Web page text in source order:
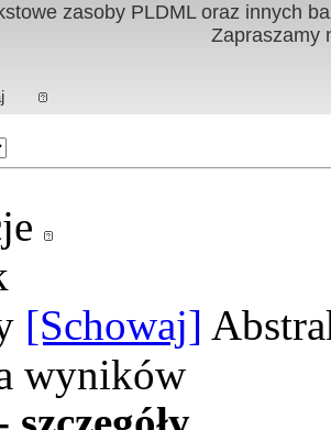
zasoby PLDML oraz innych
Zapraszamy
[Schowaj]
wyników